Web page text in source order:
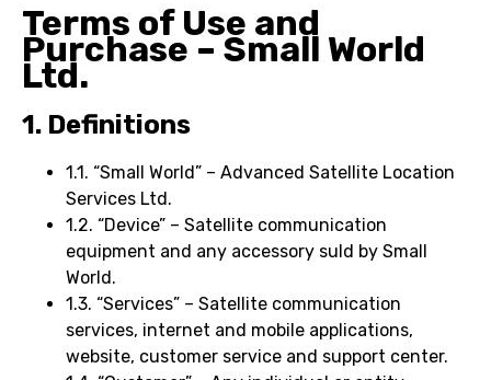
Terms of Use and
Purchase – Small World
Ltd.
1. Definitions
1.1. “Small World” – Advanced Satellite Location
Services Ltd.
1.2. “Device” – Satellite communication
equipment and any accessory suld by Small
World.
1.3. “Services” – Satellite communication
services, internet and mobile applications,
website, customer service and support center.